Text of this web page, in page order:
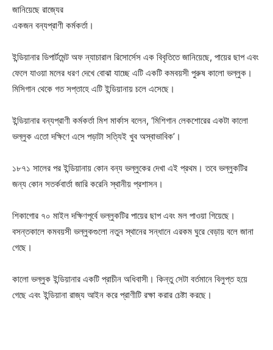
জানিয়েছে রাজ্যের
একজন বন্যপ্রাণী কর্মকর্তা।
ইন্ডিয়ানার ডিপার্টমেন্ট অফ ন্যাচারাল রিসোর্সেস এক বিবৃতিতে জানিয়েছে, পায়ের ছাপ এবং
ফেলে যাওয়া মলের ধরণ দেখে বোঝা যাচ্ছে এটি একটি কমবয়সী পুরুষ কালো ভল্লুক।
মিসিগান থেকে গত সপ্তাহে এটি ইন্ডিয়ানায় চলে এসেছে।
ইন্ডিয়ানার বন্যপ্রাণী কর্মকর্তা মিশ মার্কাস বলেন, ‘মিশিগান লেকশোরের একটা কালো
ভল্লুক এতো দক্ষিণে এসে পড়াটা সত্যিই খুব অস্বাভাবিক’।
১৮৭১ সালের পর ইন্ডিয়ানায় কোন বন্য ভল্লুকের দেখা এই প্রথম। তবে ভল্লুকটির
জন্য কোন সতর্কবার্তা জারি করেনি স্থানীয় প্রশাসন।
শিকাগোর ৭০ মাইল দক্ষিণপূর্বে ভল্লুকটির পায়ের ছাপ এবং মল পাওয়া গিয়েছে।
বসন্তকালে কমবয়সী ভল্লুকগুলো নতুন স্থানের সন্ধানে এরকম ঘুরে বেড়ায় বলে জানা
গেছে।
কালো ভল্লুক ইন্ডিয়ানার একটি প্রাচীন অধিবাসী। কিন্তু সেটা বর্তমানে বিলুপ্ত হয়ে
গেছে এবং ইন্ডিয়ানা রাজ্য আইন করে প্রাণীটি রক্ষা করার চেষ্টা করছে।